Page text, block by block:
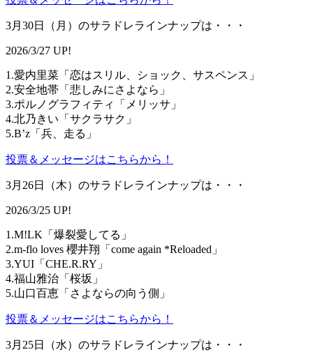
3月30日（月）のサラドレラインナップは・・・
2026/3/27 UP!
1.愛内里菜「恋はスリル、ショック、サスペンス」
2.安全地帯「悲しみにさよなら」
3.ポルノグラフィティ「メリッサ」
4.北乃きい「サクラサク」
5.B’z「兵、走る」
投票＆メッセージはこちらから！
3月26日（木）のサラドレラインナップは・・・
2026/3/25 UP!
1.M!LK「爆裂愛してる」
2.m-flo loves 櫻井翔「come again *Reloaded」
3.YUI「CHE.R.RY」
4.福山雅治「桜坂」
5.山口百恵「さよならの向う側」
投票＆メッセージはこちらから！
3月25日（水）のサラドレラインナップは・・・